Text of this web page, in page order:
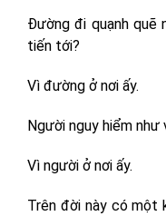
Đường đi quạnh quẽ
tiến tới?
Vì đường ở nơi ấy.
Người nguy hiểm
Vì người ở nơi ấy.
Trên đời này có một